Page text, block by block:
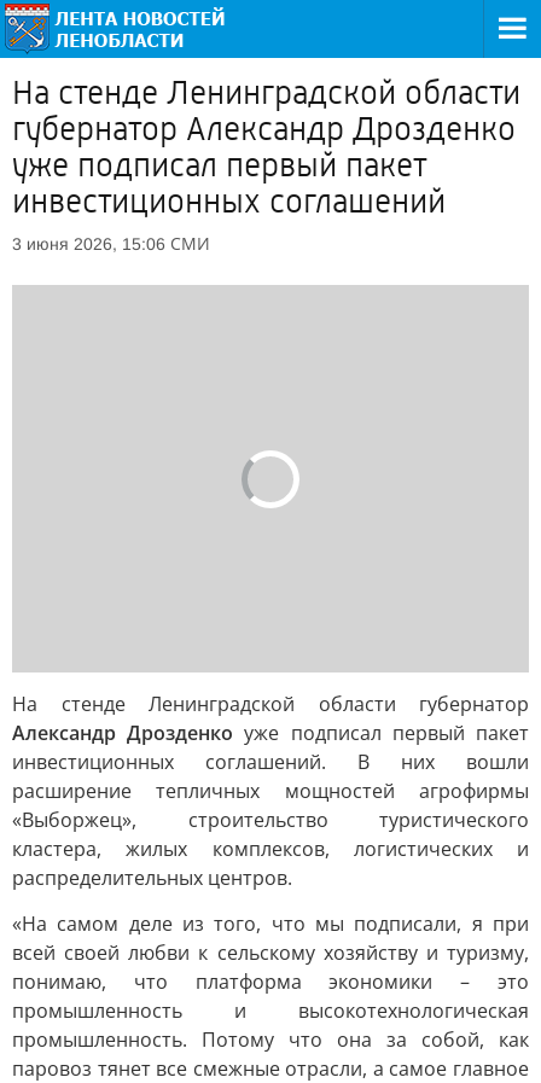
На стенде Ленинградской области
губернатор Александр Дрозденко
уже подписал первый пакет
инвестиционных соглашений
3 июня 2026, 15:06 СМИ
На стенде Ленинградской области губернатор
Александр Дрозденкоуже подписал первый пакет
инвестиционных соглашений. В них вошли
расширение тепличных мощностей агрофирмы
«Выборжец», строительство туристического
кластера, жилых комплексов, логистических и
распределительных центров.
«На самом деле из того, что мы подписали, я при
всей своей любви к сельскому хозяйству и туризму,
понимаю, что платформа экономики – это
промышленность и высокотехнологическая
промышленность. Потому что она за собой, как
паровоз тянет все смежные отрасли, а самое главное